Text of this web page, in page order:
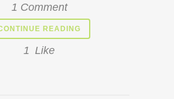
1 Comment
READING
1 Like